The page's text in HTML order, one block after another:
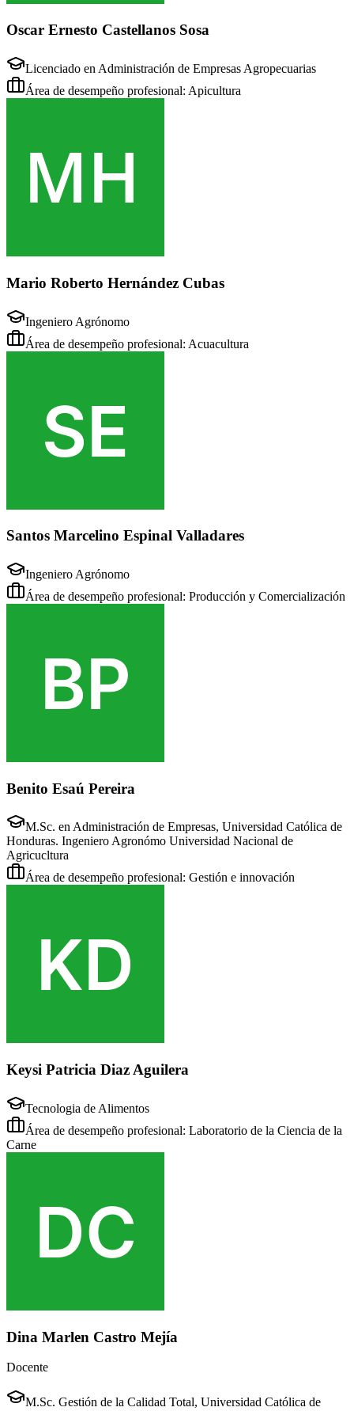
Oscar Ernesto Castellanos Sosa
Licenciado en Administración de Empresas Agropecuarias
Área de desempeño profesional: Apicultura
Mario Roberto Hernández Cubas
Ingeniero Agrónomo
Área de desempeño profesional: Acuacultura
Santos Marcelino Espinal Valladares
Ingeniero Agrónomo
Área de desempeño profesional: Producción y Comercialización
Benito Esaú Pereira
M.Sc. en Administración de Empresas, Universidad Católica de
Honduras. Ingeniero Agronómo Universidad Nacional de
Agricucltura
Área de desempeño profesional: Gestión e innovación
Keysi Patricia Diaz Aguilera
Tecnologia de Alimentos
Área de desempeño profesional: Laboratorio de la Ciencia de la
Carne
Dina Marlen Castro Mejía
Docente
M.Sc. Gestión de la Calidad Total, Universidad Católica de